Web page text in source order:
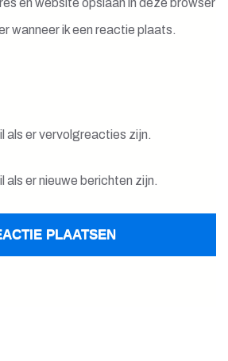
en website opslaan in deze browser
wanneer ik een reactie plaats.
als er vervolgreacties zijn.
als er nieuwe berichten zijn.